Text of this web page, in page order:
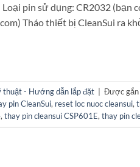
pin sử dụng: CR2032 (bạn
Tháo thiết bị CleanSui ra
thuật - Hướng dẫn lắp đặt Được gắn
pin CleanSui, reset loc nuoc cleansui,
, thay pin cleansui CSP601E, thay pin